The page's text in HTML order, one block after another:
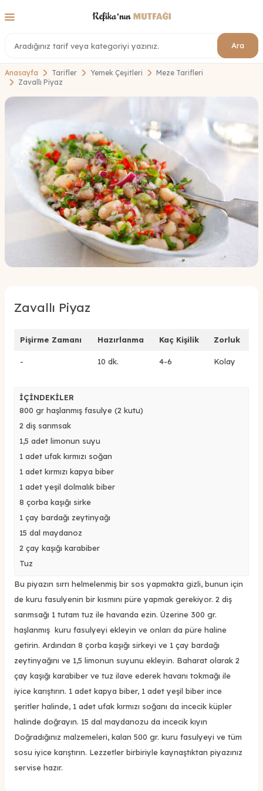
Ara
Anasayfa Tarifler Yemek Çeşitleri
Meze Tarifleri
Zavallı Piyaz
Zavallı Piyaz
Pişirme Zamanı Hazırlanma Kaç Kişilik Zorluk
- 10 dk. 4-6 Kolay
İÇİNDEKİLER
800 gr haşlanmış fasulye (2 kutu)
2 diş sarımsak
1,5 adet limonun suyu
1 adet ufak kırmızı soğan
1 adet kırmızı kapya biber
1 adet yeşil dolmalık biber
8 çorba kaşığı sirke
1 çay bardağı zeytinyağı
15 dal maydanoz
2 çay kaşığı karabiber
Tuz
Bu piyazın sırrı helmelenmiş bir sos yapmakta gizli, bunun için
de kuru fasulyenin bir kısmını püre yapmak gerekiyor. 2 diş
sarımsağı 1 tutam tuz ile havanda ezin. Üzerine 300 gr.
haşlanmış kuru fasulyeyi ekleyin ve onları da püre haline
getirin. Ardından 8 çorba kaşığı sirkeyi ve 1 çay bardağı
zeytinyağını ve 1,5 limonun suyunu ekleyin. Baharat olarak 2
çay kaşığı karabiber ve tuz ilave ederek havanı tokmağı ile
iyice karıştırın. 1 adet kapya biber, 1 adet yeşil biber ince
şeritler halinde, 1 adet ufak kırmızı soğanı da incecik küpler
halinde doğrayın. 15 dal maydanozu da incecik kıyın
Doğradığınız malzemeleri, kalan 500 gr. kuru fasulyeyi ve tüm
sosu iyice karıştırın. Lezzetler birbiriyle kaynaştıktan piyazınız
servise hazır.